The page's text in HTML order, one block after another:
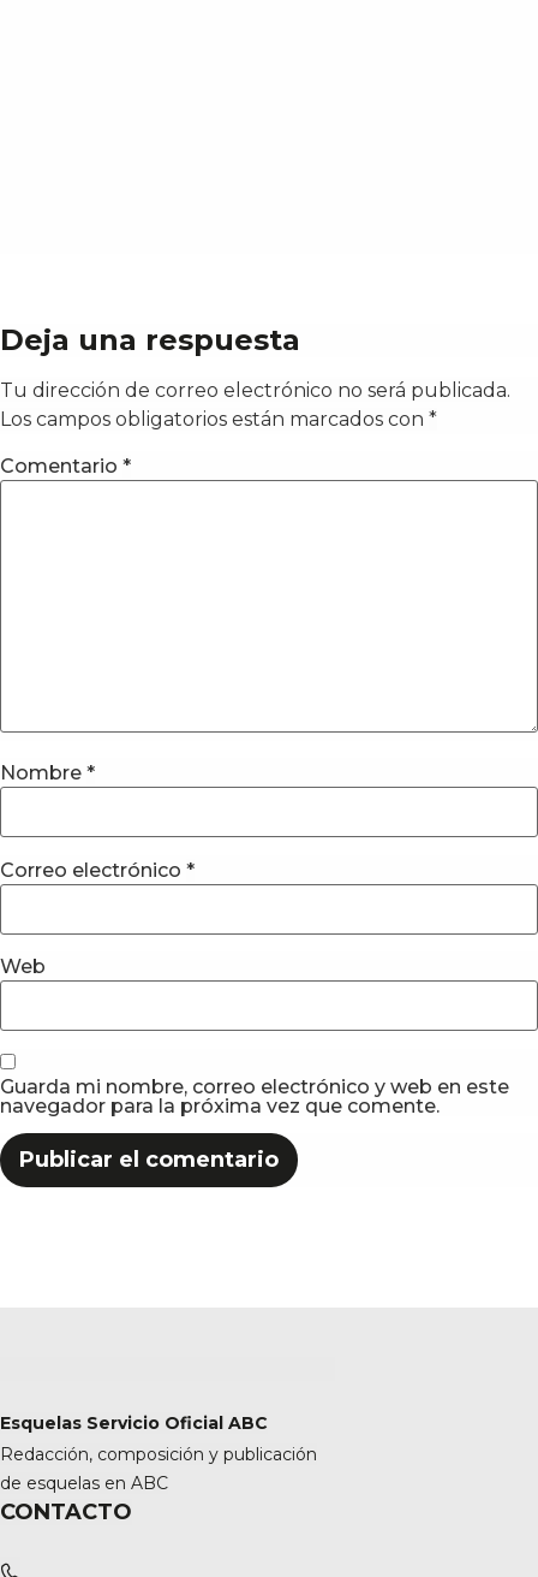
Deja una respuesta
Tu dirección de correo electrónico no será publicada.
Los campos obligatorios están marcados con *
Comentario *
Nombre *
Correo electrónico *
Web
Guarda mi nombre, correo electrónico y web en este
navegador para la próxima vez que comente.
Esquelas Servicio Oficial ABC
Redacción, composición y publicación
de esquelas en ABC
CONTACTO